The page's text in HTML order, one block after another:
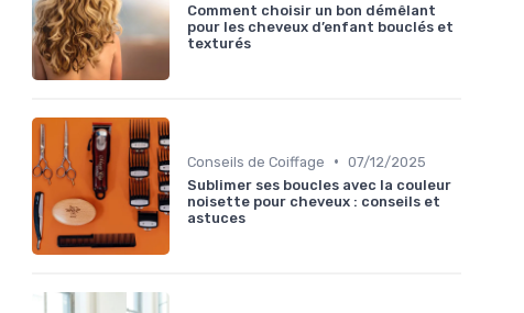
Comment choisir un bon démêlant
pour les cheveux d’enfant bouclés et
texturés
Conseils de Coiffage • 07/12/2025
Sublimer ses boucles avec la couleur
noisette pour cheveux : conseils et
astuces